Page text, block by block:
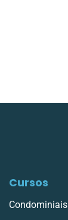
Cursos
Condominiais